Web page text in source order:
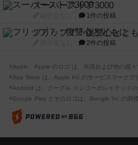
スーパーストア3000
1件の投稿
フリップ７：復讐心とと
2件の投稿
※Apple、Apple のロゴ は、米国および他の国
※App Store は、Apple Inc.のサービスマークで
※Android は、グーグル インコーポレイテッド
※Google Play とそのロゴは、Google Inc.の商